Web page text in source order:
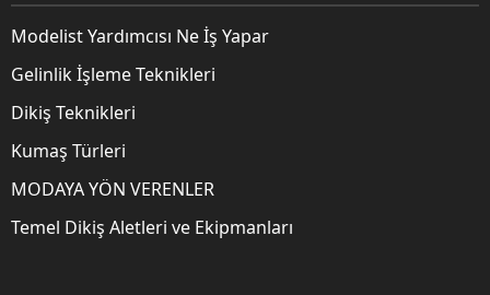
Modelist Yardımcısı Ne İş Yapar
Gelinlik İşleme Teknikleri
Dikiş Teknikleri
Kumaş Türleri
MODAYA YÖN VERENLER
Temel Dikiş Aletleri ve Ekipmanları